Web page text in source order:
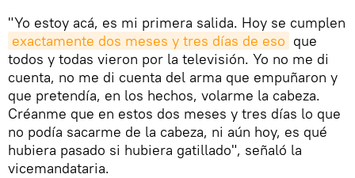
"Yo estoy acá, es mi primera salida. Hoy se cumplen
exactamente dos meses y tres días de eso que
todos y todas vieron por la televisión. Yo no me di
cuenta, no me di cuenta del arma que empuñaron y
que pretendía, en los hechos, volarme la cabeza.
Créanme que en estos dos meses y tres días lo que
no podía sacarme de la cabeza, ni aún hoy, es qué
hubiera pasado si hubiera gatillado", señaló la
vicemandataria.